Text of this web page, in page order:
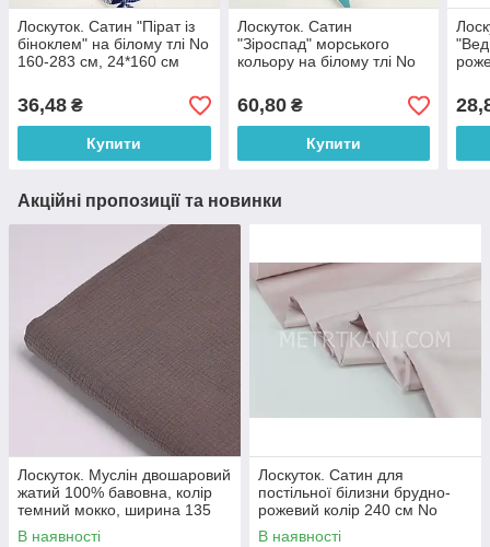
Лоскуток. Сатин "Пірат із
біноклем" на білому тлі No
160-283 см, 24*160 см
36,48 ₴
Купити
Лоскуток. Сатин
"Зіроспад" морського
кольору на білому тлі No
60,80₴
Купити
Акційні пропозиції та новинки
Лоскуток. Муслін двошаровий
жатий 100% бавовна, колір
темний мокко, ширина 135
см № МЖ2-40, 90*135 см
В наявності
Лоскуток. Сатин для
постільної білизни брудно-
рожевий колір 240 см No
ПС-0019, 27*240 см
В наявності